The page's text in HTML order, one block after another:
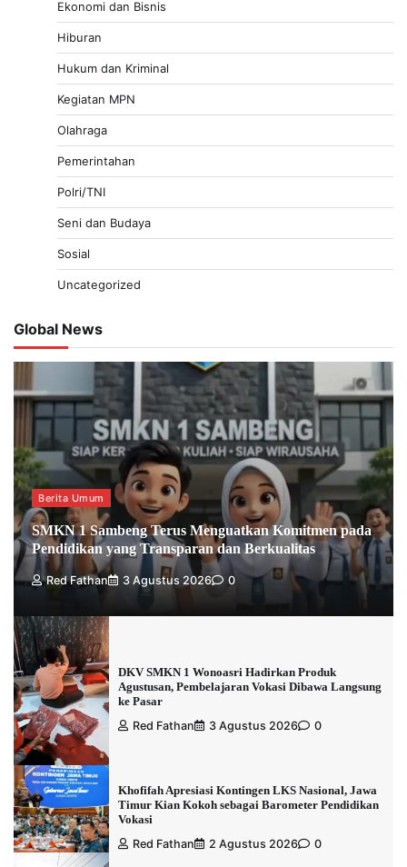
Ekonomi dan Bisnis
Hiburan
Hukum dan Kriminal
Kegiatan MPN
Olahraga
Pemerintahan
Polri/TNI
Seni dan Budaya
Sosial
Uncategorized
Global News
Berita Umum
SMKN 1 Sambeng Terus Menguatkan Komitmen pada
Pendidikan yang Transparan dan Berkualitas
Red Fathan 3 Agustus 2026 0
DKV SMKN 1 Wonoasri Hadirkan Produk
Agustusan, Pembelajaran Vokasi Dibawa Langsung
ke Pasar
Red Fathan
3 Agustus 2026 0
Khofifah Apresiasi Kontingen LKS Nasional, Jawa
Timur Kian Kokoh sebagai Barometer Pendidikan
Vokasi
Red Fathan
2 Agustus 2026 0